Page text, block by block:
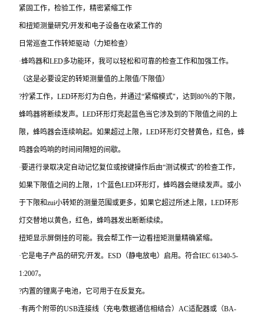
紧固工作，检验工作，精密紧缩工作
和扭矩测量研究/开发和电子设备在收紧工作的
日常巡查工作转矩驱动（力矩检查）
·蜂鸣器和LED多功能环，我可以轻松和可靠的检查工作和加强工作。
（这是必要设定的转矩测量值的上限值/下限值）
?拧紧工作，LED环形灯为白色，并通过“紧缩模式"，达到80％的下限，
蜂鸣器将断续发声。LED环形灯亮起蓝色当它涉及到的下限值之间的上
限，蜂鸣器会连续响起。如果超过上限，LED环形灯交替黄色，红色，蜂
鸣器会鸣响的时间间隔短的间歇。
·要进行录取决定自动记忆复位或按键操作后由“测试模式"的检查工作，
如果下限值之间的上限，1个蓝色LED环形灯，蜂鸣器会继续发声。或小
于下限和zui小转矩的测量范围或更多，如果它超过所述上限，LED环形
灯交替地以黄色，红色，蜂鸣器发出断断续续。
扭矩显示屏倒挂的可能。我会帮工作一边看扭矩测量精确紧缩。
·它是电子产品的研究/开发。ESD（静电放电）启用。符合IEC 61340-5-
1:2007。
?内置的锂离子电池，它可用于在反复充。
·有两个附带的USB连接线（充电/数据通信相结合）AC适配器或（BA-